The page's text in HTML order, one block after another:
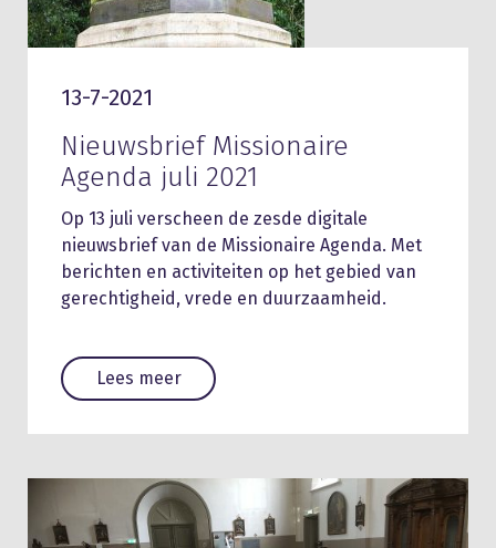
13-7-2021
Nieuwsbrief Missionaire
Agenda juli 2021
Op 13 juli verscheen de zesde digitale
nieuwsbrief van de Missionaire Agenda. Met
berichten en activiteiten op het gebied van
gerechtigheid, vrede en duurzaamheid.
Lees meer